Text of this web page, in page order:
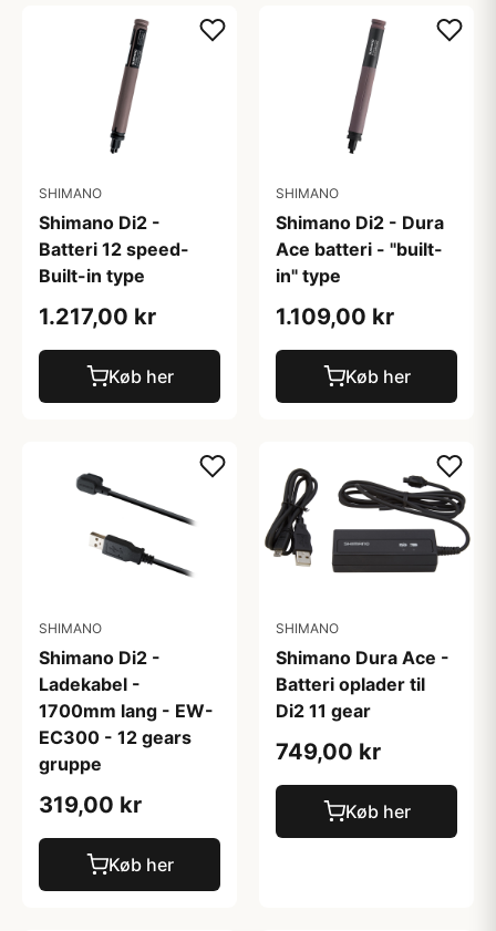
SHIMANO
Shimano Di2 -
Batteri 12 speed-
Built-in type
1.217,00 kr
Køb her
SHIMANO
Shimano Di2 - Dura
Ace batteri - "built-
in" type
1.109,00 kr
Køb her
SHIMANO
Shimano Di2 -
Ladekabel -
1700mm lang - EW-
EC300 - 12 gears
gruppe
319,00 kr
Køb her
SHIMANO
Shimano Dura Ace -
Batteri oplader til
Di2 11 gear
749,00 kr
Køb her